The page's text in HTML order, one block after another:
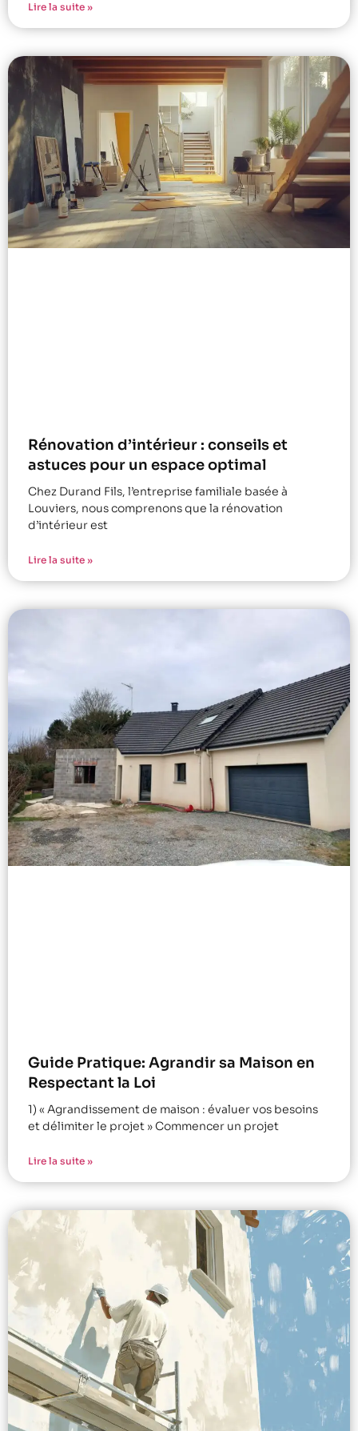
Lire la suite »
Rénovation d’intérieur : conseils et
astuces pour un espace optimal
Chez Durand Fils, l’entreprise familiale basée à
Louviers, nous comprenons que la rénovation
d’intérieur est
Lire la suite »
Guide Pratique: Agrandir sa Maison en
Respectant la Loi
1) « Agrandissement de maison : évaluer vos besoins
et délimiter le projet » Commencer un projet
Lire la suite »